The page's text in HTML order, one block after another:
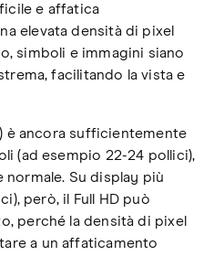
e affatica
elevata densità di pixel
simboli e immagini siano
facilitando la vista e
è ancora sufficientemente
(ad esempio 22-24 pollici),
normale. Su display più
però, il Full HD può
perché la densità di pixel
a un affaticamento